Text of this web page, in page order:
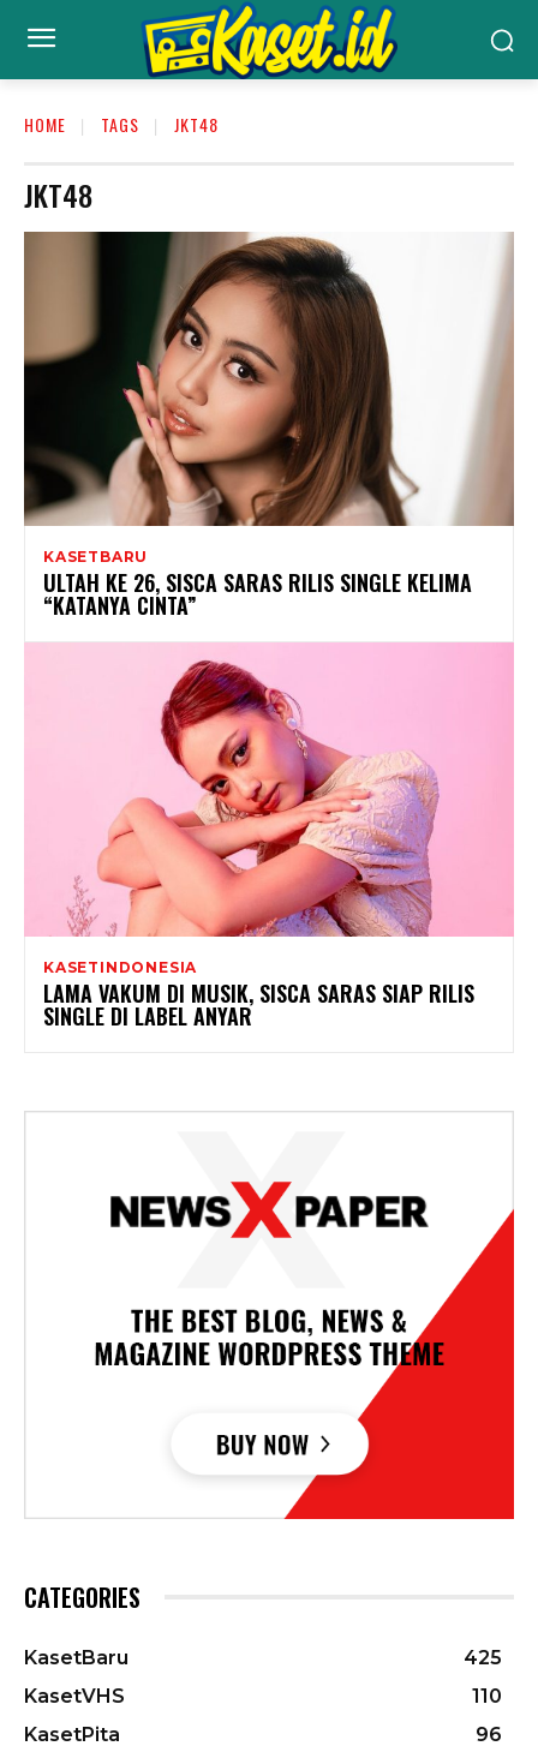
HOME TAGS JKT48
JKT48
KASETBARU
ULTAH KE 26, SISCA SARAS RILIS SINGLE KELIMA
“KATANYA CINTA”
KASETINDONESIA
LAMA VAKUM DI MUSIK, SISCA SARAS SIAP RILIS
SINGLE DI LABEL ANYAR
CATEGORIES
KasetBaru
425
KasetVHS
110
KasetPita
96